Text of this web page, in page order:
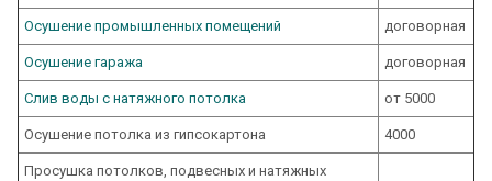
Осушение промышленных помещений договорная
Осушение гаража договорная
Слив воды с натяжного потолка от 5000
Осушение потолка из гипсокартона 4000
Просушка потолков, подвесных и натяжных